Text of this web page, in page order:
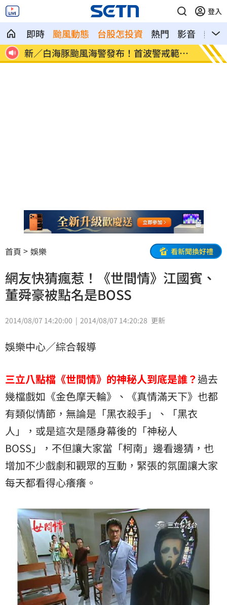
登入
即時 颱風動態 台股怎投資 熱門 影音
熱搜
圍
盤後／台股跌破3日均線 資金遁入4族群 交談7
首頁 娛樂 看新聞換好禮
網友快猜瘋惹！《世間情》江國賓、
董舜豪被點名是BOSS
2014/08/07 14:20:00 2014/08/07 14:20:28 更新
娛樂中心／綜合報導
三立八點檔《世間情》的神秘人到底是誰？ 過去
幾檔戲如《金色摩天輪》、《真情滿天下》也都
有類似情節，無論是「黑衣殺手」、「黑衣
人」，或是這次是隱身幕後的「神秘人
BOSS」，不但讓大家當「柯南」邊看邊猜，也
增加不少戲劇和觀眾的互動，緊張的氛圍讓大家
每天都看得心癢癢。